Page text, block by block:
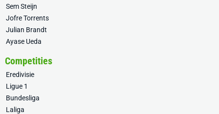
Sem Steijn
Jofre Torrents
Julian Brandt
Ayase Ueda
Competities
Eredivisie
Ligue 1
Bundesliga
Laliga